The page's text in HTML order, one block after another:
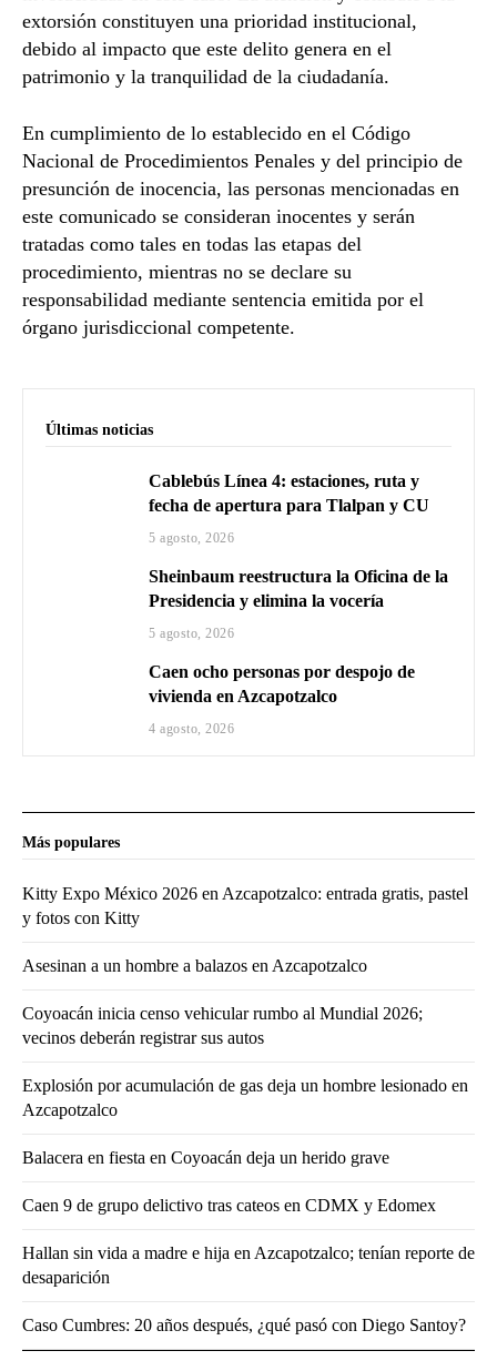
extorsión constituyen una prioridad institucional,
debido al impacto que este delito genera en el
patrimonio y la tranquilidad de la ciudadanía.
En cumplimiento de lo establecido en el Código
Nacional de Procedimientos Penales y del principio de
presunción de inocencia, las personas mencionadas en
este comunicado se consideran inocentes y serán
tratadas como tales en todas las etapas del
procedimiento, mientras no se declare su
responsabilidad mediante sentencia emitida por el
órgano jurisdiccional competente.
Últimas noticias
Cablebús Línea 4: estaciones, ruta y
fecha de apertura para Tlalpan y CU
5 agosto, 2026
Sheinbaum reestructura la Oficina de la
Presidencia y elimina la vocería
5 agosto, 2026
Caen ocho personas por despojo de
vivienda en Azcapotzalco
4 agosto, 2026
Más populares
Kitty Expo México 2026 en Azcapotzalco: entrada gratis, pastel
y fotos con Kitty
Asesinan a un hombre a balazos en Azcapotzalco
Coyoacán inicia censo vehicular rumbo al Mundial 2026;
vecinos deberán registrar sus autos
Explosión por acumulación de gas deja un hombre lesionado en
Azcapotzalco
Balacera en fiesta en Coyoacán deja un herido grave
Caen 9 de grupo delictivo tras cateos en CDMX y Edomex
Hallan sin vida a madre e hija en Azcapotzalco; tenían reporte de
desaparición
Caso Cumbres: 20 años después, ¿qué pasó con Diego Santoy?